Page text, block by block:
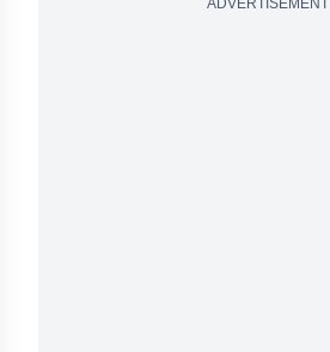
ADVERTISEMENT